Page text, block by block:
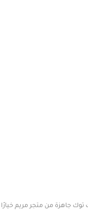
جاهزة من متجر مريم خيارًا